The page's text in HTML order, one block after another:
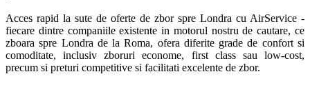
Acces rapid la sute de oferte de zbor spre Londra cu AirService -
fiecare dintre companiile existente in motorul nostru de cautare, ce
zboara spre Londra de la Roma, ofera diferite grade de confort si
comoditate, inclusiv zboruri econome, first class sau low-cost,
precum si preturi competitive si facilitati excelente de zbor.